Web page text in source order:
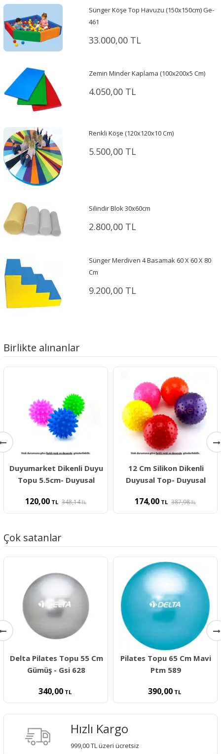
Sünger Köşe Top Havuzu (150x150cm) Ge-
461
33.000,00 TL
Zemin Minder Kaplama (100x200x5 Cm)
4.050,00 TL
Renkli Köşe (120x120x10 Cm)
5.500,00 TL
Silindir Blok 30x60cm
2.800,00 TL
Sünger Merdiven 4 Basamak 60 X 60 X 80
Cm
9.200,00 TL
Birlikte alınanlar
Duyumarket Dikenli Duyu
Topu 5.5cm- Duyusal
120,00 TL 348,14TL
12 Cm Silikon Dikenli
Duyusal Top- Duyusal
174,00 TL 387,98TL
Çok satanlar
Delta Pilates Topu 55 Cm
Gümüş - Gsi 628
340,00 TL
Pilates Topu 65 Cm Mavi
Ptm 589
390,00 TL
Hızlı Kargo
999,00 TL üzeri ücretsiz